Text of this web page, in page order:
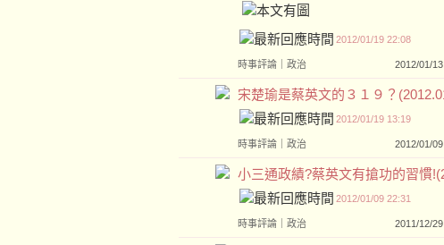
2012/01/19 22:08
時事評論 政治 2012/01/
宋楚瑜是蔡英文的３１９？
2012/01/19 13:19
時事評論 政治 2012/01/
小三通政績?蔡英文有搶功的習慣
2012/01/09 22:31
時事評論 政治 2011/12/